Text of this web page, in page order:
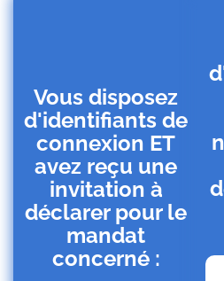
Vous disposez
d'identifiants de
connexion ET
avez reçu une
invitation à
déclarer pour le
mandat
concerné :